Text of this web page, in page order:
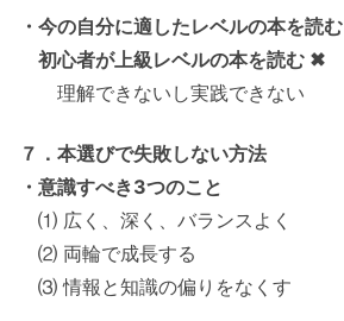
・今の自分に適したレベルの本を読む
初心者が上級レベルの本を読む ✖
理解できないし実践できない
７．本選びで失敗しない方法
・意識すべき3つのこと
⑴ 広く、深く、バランスよく
⑵ 両輪で成長する
⑶ 情報と知識の偏りをなくす